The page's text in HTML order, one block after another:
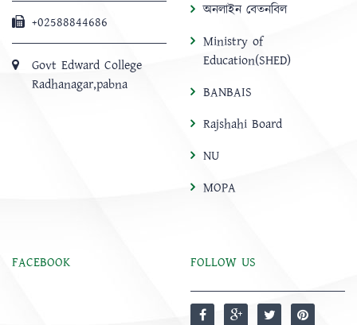
+02588844686
Govt Edward College
Radhanagar,pabna
অনলাইন বেতনবিল
Ministry of
Education(SHED)
BANBAIS
Rajshahi Board
NU
MOPA
FACEBOOK FOLLOW US